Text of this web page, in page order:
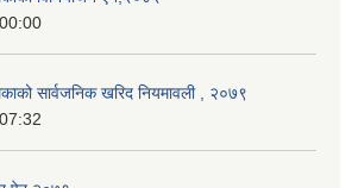
सार्वजनिक खरिद नियमावली , २०७९